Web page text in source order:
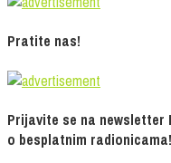
Pratite nas!
Prijavite se na
o besplatnim radionicama!